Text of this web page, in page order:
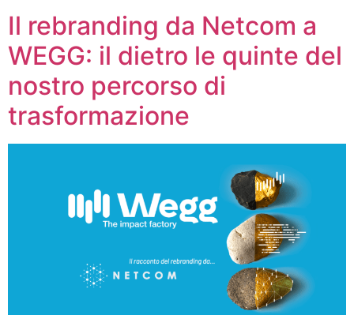
Il rebranding da Netcom a
WEGG: il dietro le quinte del
nostro percorso di
trasformazione